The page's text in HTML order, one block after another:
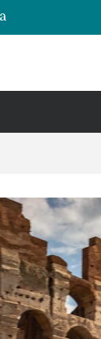
del
gente